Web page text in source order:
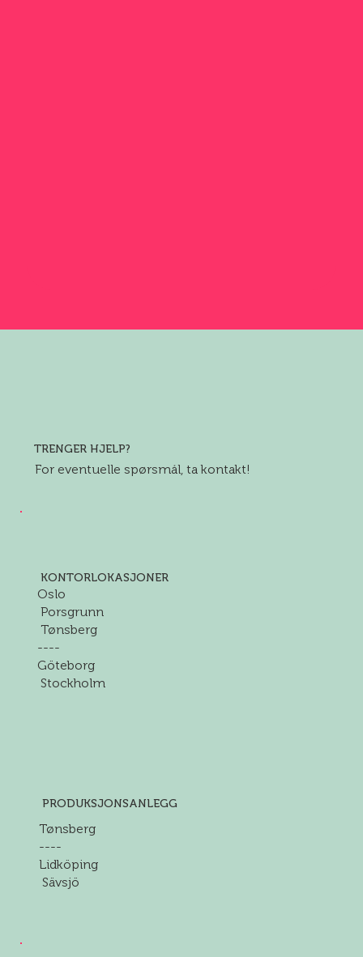
TRENGER HJELP?
For eventuelle spørsmål, ta kontakt!
KONTORLOKASJONER
Oslo
Porsgrunn
Tønsberg
----
Göteborg
Stockholm
PRODUKSJONSANLEGG
Tønsberg
----
Lidköping
Sävsjö